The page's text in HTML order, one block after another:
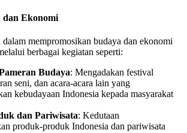
dan Ekonomi
mempromosikan budaya dan ekonomi
berbagai kegiatan seperti:
Budaya: Mengadakan festival
seni, dan acara-acara lain yang
kebudayaan Indonesia kepada masyarakat
dan Pariwisata: Kedutaan
produk-produk Indonesia dan pariwisata